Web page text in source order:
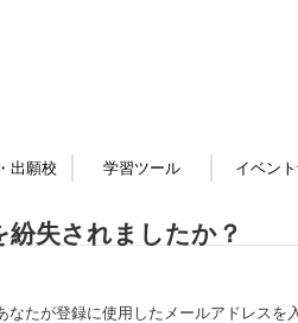
出願校 学習ツール イベン
失されましたか？
なたが登録に使用したメールアドレス